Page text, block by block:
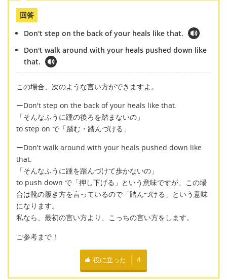
回答
Don't step on the back of your heals like that.
Don't walk around with your heals pushed down like
that.
この場合、次のような言い方ができますよ。
ーDon't step on the back of your heals like that.
「そんなふうに踵の後ろを踏まないの」
to step on で「踏む・踏んづける」
ーDon't walk around with your heals pushed down like
that.
「そんなふうに踵を踏んづけて歩かないの」
to push down で「押し下げる」という意味ですが、この場
合は靴の履き方を言っているので「踏んづける」という意味
になります。
私なら、最初の言い方より、こっちの言い方をします。
ご参考まで！
役に立った 4